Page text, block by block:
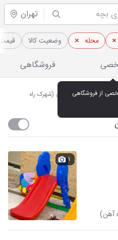
تهران
محله وضعیت کالا
فروشگاهی
کودکان در گلستان (شهرک راه
۱